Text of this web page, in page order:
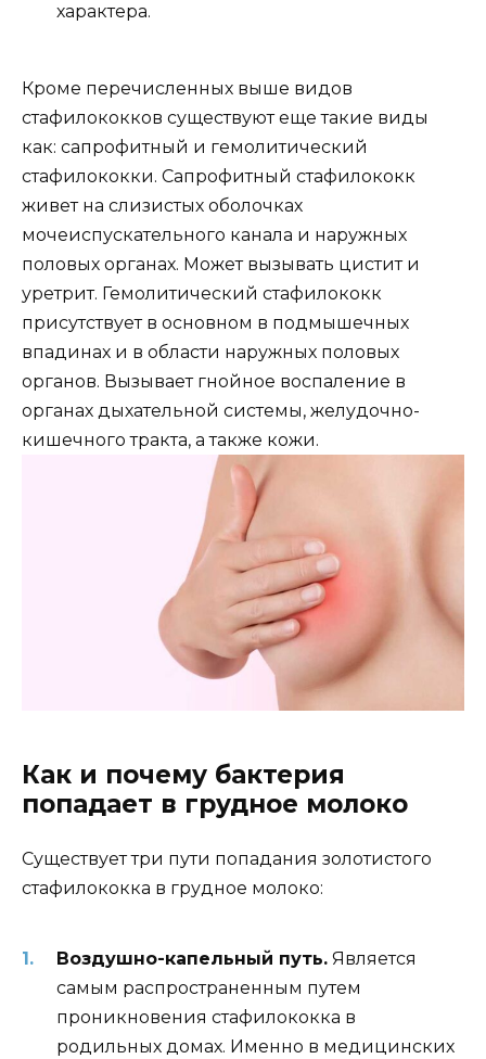
характера.
Кроме перечисленных выше видов
стафилококков существуют еще такие виды
как: сапрофитный и гемолитический
стафилококки. Сапрофитный стафилококк
живет на слизистых оболочках
мочеиспускательного канала и наружных
половых органах. Может вызывать цистит и
уретрит. Гемолитический стафилококк
присутствует в основном в подмышечных
впадинах и в области наружных половых
органов. Вызывает гнойное воспаление в
органах дыхательной системы, желудочно-
кишечного тракта, а также кожи.
Как и почему бактерия
попадает в грудное молоко
Существует три пути попадания золотистого
стафилококка в грудное молоко:
Воздушно-капельный путь. Является
самым распространенным путем
проникновения стафилококка в
родильных домах. Именно в медицинских